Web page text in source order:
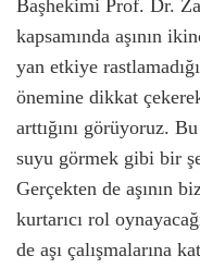
Başhekimi Prof. Dr.
kapsamında aşının
yan etkiye
önemine dikkat
arttığını görüyoruz.
suyu görmek gibi bir
Gerçekten de aşının
kurtarıcı rol
de aşı çalışmalarına